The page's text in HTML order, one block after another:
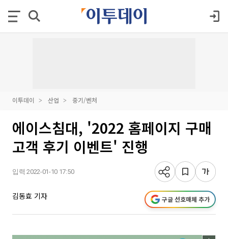
이투데이 산업 중기/벤처
에이스침대, '2022 홈페이지 구매
고객 후기 이벤트' 진행
입력 2022-01-10 17:50
김동효 기자 구글 선호매체 추가